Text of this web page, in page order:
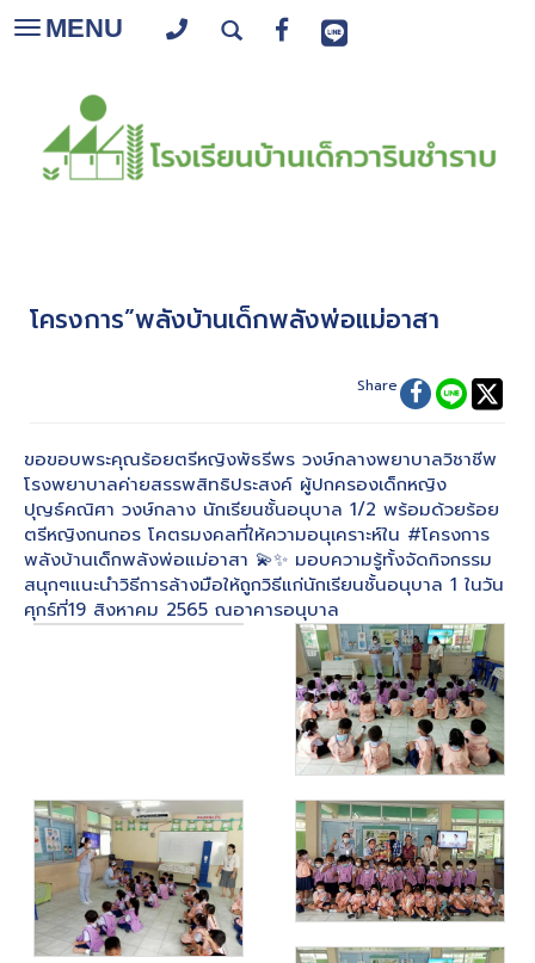
Toggle
MENU
โครงการ”พลังบ้านเด็กพลังพ่อแม่อาสา
Share
ขอขอบพระคุณร้อยตรีหญิงพัธรีพร วงษ์กลางพยาบาลวิชาชีพ
โรงพยาบาลค่ายสรรพสิทธิประสงค์ ผู้ปกครองเด็กหญิง
ปุญธ์คณิศา วงษ์กลาง นักเรียนชั้นอนุบาล 1/2 พร้อมด้วยร้อย
ตรีหญิงกนกอร โคตรมงคลที่ให้ความอนุเคราะห์ใน #โครงการ
พลังบ้านเด็กพลังพ่อแม่อาสา 💫✨ มอบความรู้ทั้งจัดกิจกรรม
สนุกๆแนะนำวิธีการล้างมือให้ถูกวิธีแก่นักเรียนชั้นอนุบาล 1 ในวัน
ศุกร์ที่19 สิงหาคม 2565 ณอาคารอนุบาล